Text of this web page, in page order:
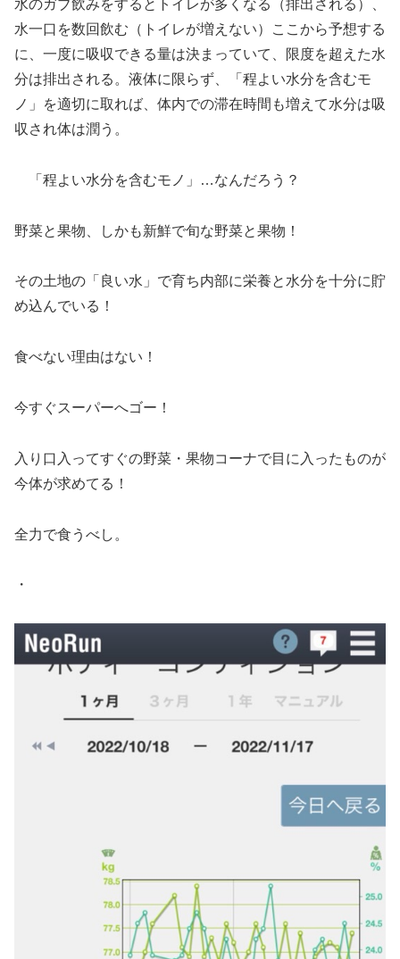
水のガブ飲みをするとトイレが多くなる（排出される）、
水一口を数回飲む（トイレが増えない）ここから予想する
に、一度に吸収できる量は決まっていて、限度を超えた水
分は排出される。液体に限らず、「程よい水分を含むモ
ノ」を適切に取れば、体内での滞在時間も増えて水分は吸
収され体は潤う。
「程よい水分を含むモノ」…なんだろう？
野菜と果物、しかも新鮮で旬な野菜と果物！
その土地の「良い水」で育ち内部に栄養と水分を十分に貯
め込んでいる！
食べない理由はない！
今すぐスーパーへゴー！
入り口入ってすぐの野菜・果物コーナで目に入ったものが
今体が求めてる！
全力で食うべし。
・